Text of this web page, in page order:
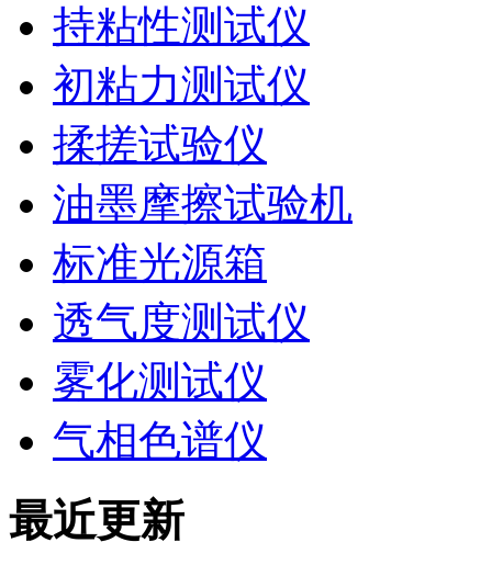
持粘性测试仪
初粘力测试仪
揉搓试验仪
油墨摩擦试验机
标准光源箱
透气度测试仪
雾化测试仪
气相色谱仪
最近更新